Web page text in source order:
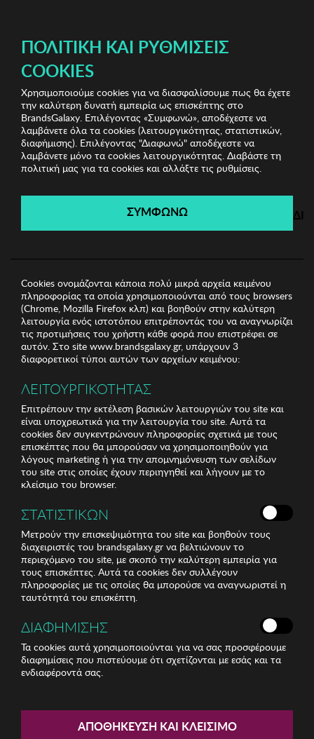
Stylish Clearance Vol.1 Γυναικείες Φούστες
Γυναικεία
Φούστα GIANFRANCO FERRE
Stylish Clearance Vol.1
Λήγει σε: 01ημέρες | 21ώρες 04λεπτά 40δευτ.
Γυναικεία Φούστα
ΠΟΛΙΤΙΚΉ ΚΑΙ ΡΥΘΜΊΣΕΙΣ
COOKIES
Χρησιμοποιούμε cookies για να διασφαλίσουμε πως θα έχετε
την καλύτερη δυνατή εμπειρία ως επισκέπτης στο
BrandsGalaxy. Επιλέγοντας «Συμφωνώ», αποδέχεστε να
λαμβάνετε όλα τα cookies (λειτουργικότητας, στατιστικών,
διαφήμισης). Επιλέγοντας "Διαφωνώ" αποδέχεστε να
λαμβάνετε μόνο τα cookies λειτουργικότητας. Διαβάστε τη
πολιτική μας για τα cookies και αλλάξτε τις ρυθμίσεις.
ΣΥΜΦΩΝΩ
Cookies ονομάζονται κάποια πολύ μικρά αρχεία κειμένου
πληροφορίας τα οποία χρησιμοποιούνται από τους browsers
(Chrome, Mozilla Firefox κλπ) και βοηθούν στην καλύτερη
λειτουργία ενός ιστοτόπου επιτρέποντάς του να αναγνωρίζει
τις προτιμήσεις του χρήστη κάθε φορά που επιστρέφει σε
αυτόν. Στο site www.brandsgalaxy.gr, υπάρχουν 3
διαφορετικοί τύποι αυτών των αρχείων κειμένου:
ΛΕΙΤΟΥΡΓΙΚΟΤΗΤΑΣ
Επιτρέπουν την εκτέλεση βασικών λειτουργιών του site και
είναι υποχρεωτικά για την λειτουργία του site. Αυτά τα
cookies δεν συγκεντρώνουν πληροφορίες σχετικά με τους
επισκέπτες που θα μπορούσαν να χρησιμοποιηθούν για
λόγους marketing ή για την απομνημόνευση των σελίδων
του site στις οποίες έχουν περιηγηθεί και λήγουν με το
κλείσιμο του browser.
ΣΤΑΤΙΣΤΙΚΩΝ
Μετρούν την επισκεψιμότητα του site και βοηθούν τους
διαχειριστές του brandsgalaxy.gr να βελτιώνουν το
περιεχόμενο του site, με σκοπό την καλύτερη εμπειρία για
τους επισκέπτες. Αυτά τα cookies δεν συλλέγουν
πληροφορίες με τις οποίες θα μπορούσε να αναγνωριστεί η
ταυτότητά του επισκέπτη.
ΔΙΑΦΗΜΙΣΗΣ
Τα cookies αυτά χρησιμοποιούνται για να σας προσφέρουμε
διαφημίσεις που πιστεύουμε ότι σχετίζονται με εσάς και τα
ενδιαφέροντά σας.
ΑΠΟΘΉΚΕΥΣΗ ΚΑΙ ΚΛΕΊΣΙΜΟ